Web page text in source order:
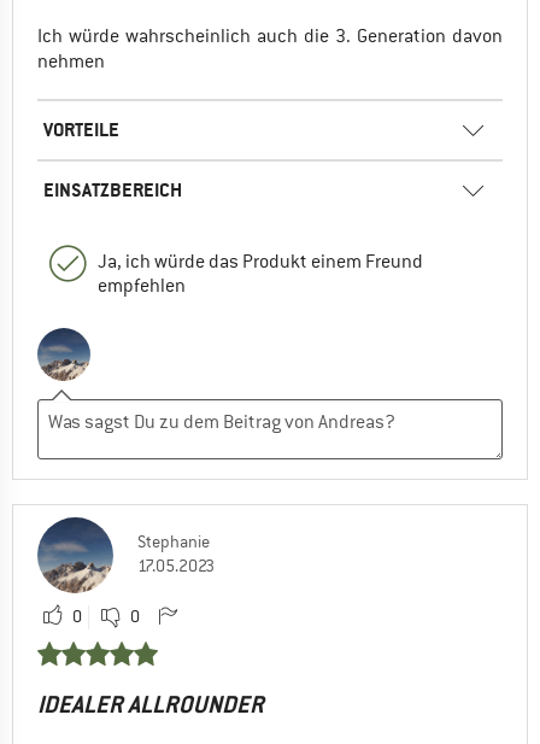
Ich würde wahrscheinlich auch die 3. Generation davon
nehmen
VORTEILE
EINSATZBEREICH
Ja, ich würde das Produkt einem Freund
empfehlen
Stephanie
17.05.2023
0 0
IDEALER ALLROUNDER